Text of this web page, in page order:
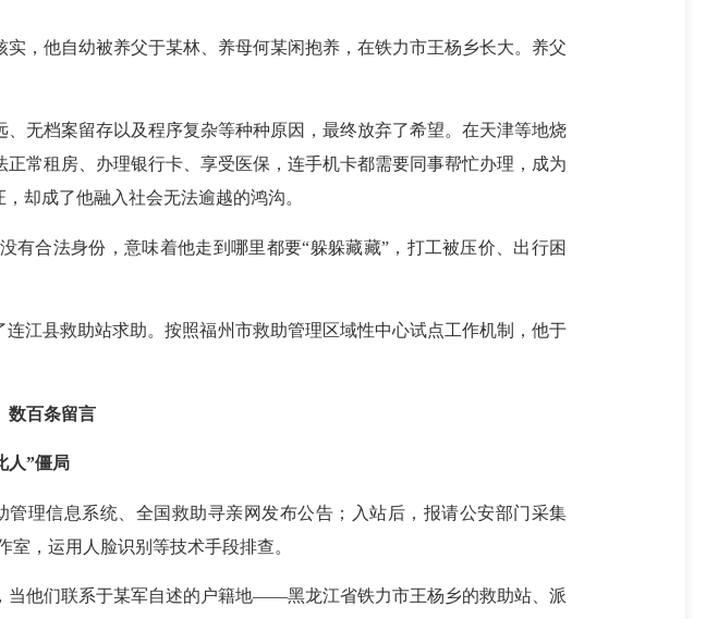
他自幼被养父于某林、养母何某闲抱养，在铁力市王杨乡长大。养父
档案留存以及程序复杂等种种原因，最终放弃了希望。在天津等地烧
常租房、办理银行卡、享受医保，连手机卡都需要同事帮忙办理，成为
却成了他融入社会无法逾越的鸿沟。
合法身份，意味着他走到哪里都要“躲躲藏藏”，打工被压价、出行困
县救助站求助。按照福州市救助管理区域性中心试点工作机制，他于
百条留言
”僵局
信息系统、全国救助寻亲网发布公告；入站后，报请公安部门采集
，运用人脸识别等技术手段排查。
他们联系于某军自述的户籍地——黑龙江省铁力市王杨乡的救助站、派